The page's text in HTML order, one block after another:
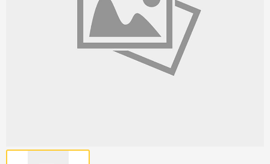
Продажа бордюров в
Краснодаре
ПЕРЕЙТИ